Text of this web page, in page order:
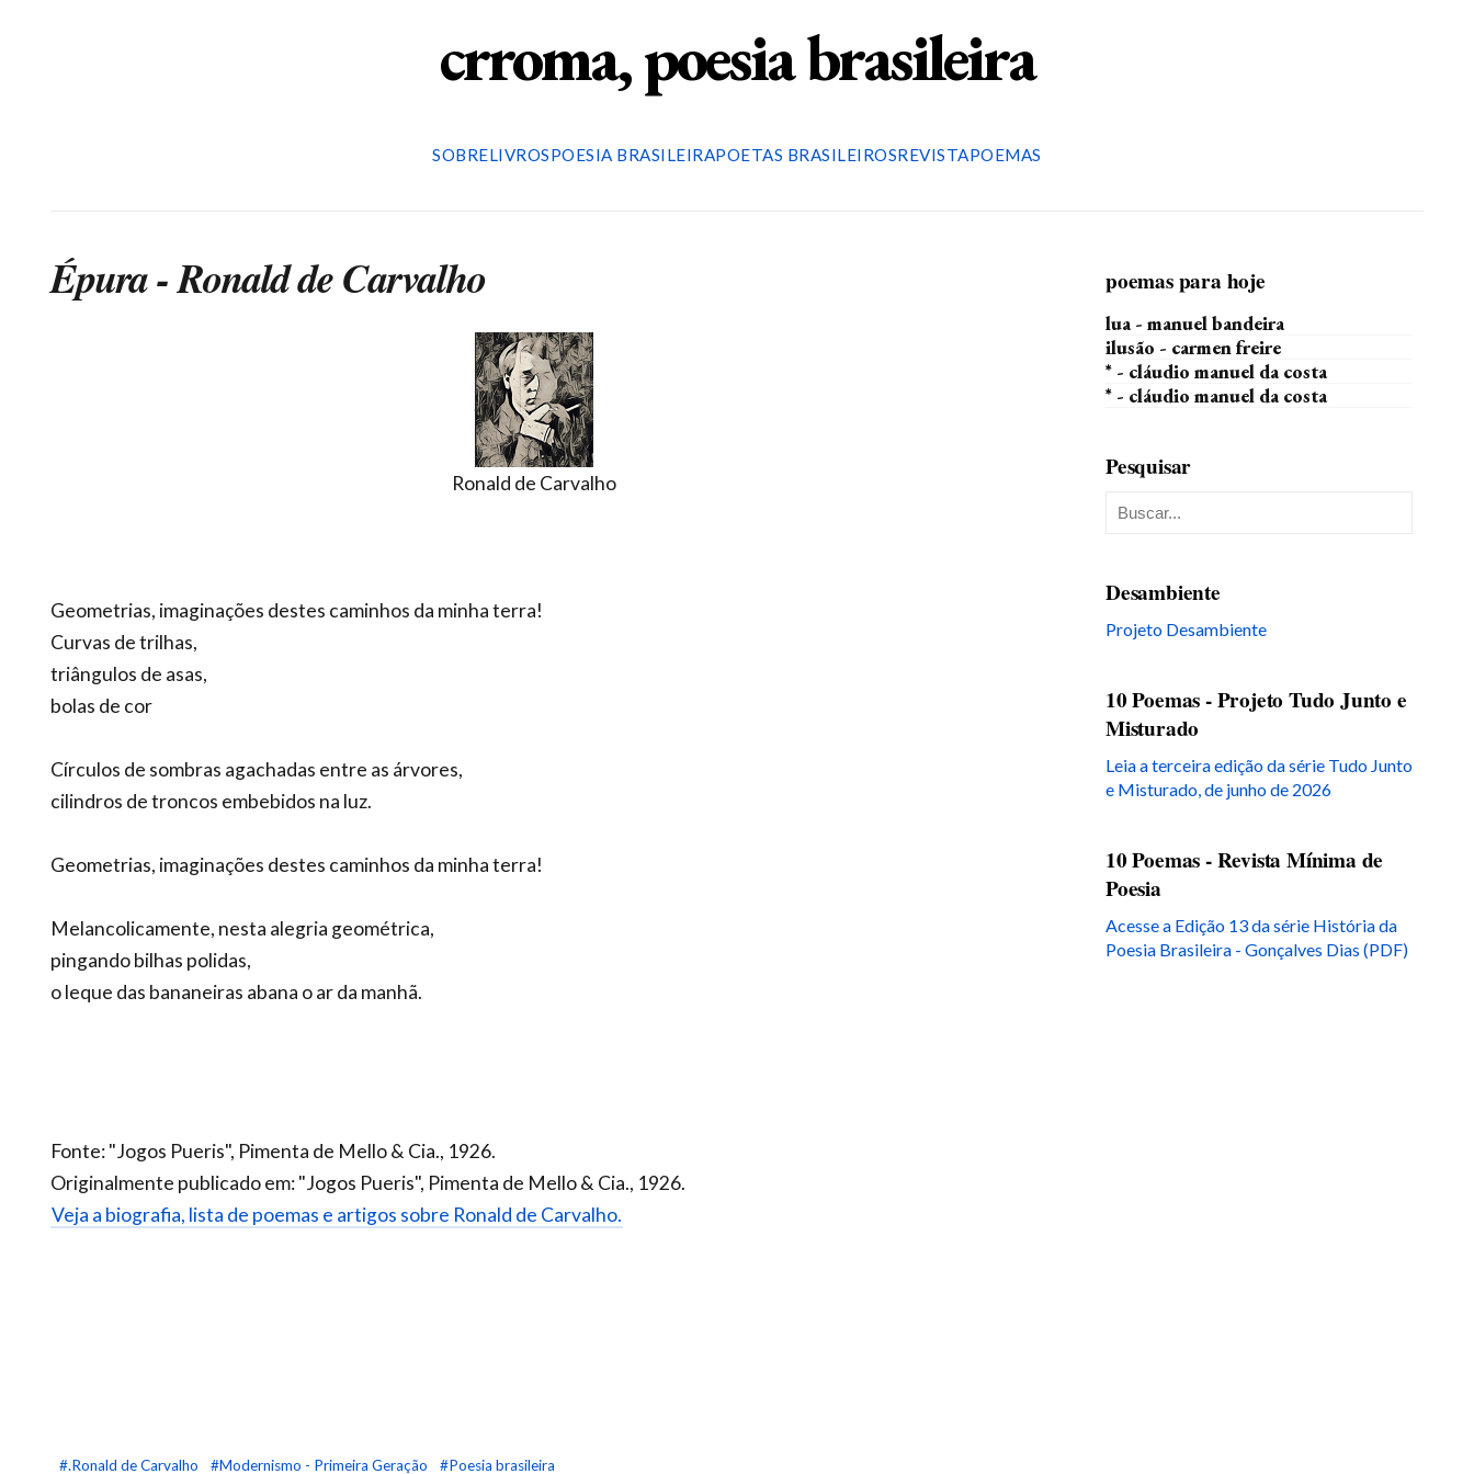
crroma, poesia brasileira
SOBRELIVROSPOESIA BRASILEIRAPOETAS BRASILEIROSREVISTAPOEMAS
Épura - Ronald de Carvalho
Ronald de Carvalho
Geometrias, imaginações destes caminhos da minha terra!
Curvas de trilhas,
triângulos de asas,
bolas de cor
Círculos de sombras agachadas entre as árvores,
cilindros de troncos embebidos na luz.
Geometrias, imaginações destes caminhos da minha terra!
Melancolicamente, nesta alegria geométrica,
pingando bilhas polidas,
o leque das bananeiras abana o ar da manhã.
Fonte: "Jogos Pueris", Pimenta de Mello & Cia., 1926.
Originalmente publicado em: "Jogos Pueris", Pimenta de Mello & Cia., 1926.
Veja a biografia, lista de poemas e artigos sobre Ronald de Carvalho.
#.Ronald de Carvalho #Modernismo - Primeira Geração #Poesia brasileira
poemas para hoje
lua - manuel bandeira
ilusão - carmen freire
* - cláudio manuel da costa
* - cláudio manuel da costa
Pesquisar
Desambiente
Projeto Desambiente
10 Poemas - Projeto Tudo Junto e
Misturado
Leia a terceira edição da série Tudo Junto
e Misturado, de junho de 2026
10 Poemas - Revista Mínima de
Poesia
Acesse a Edição 13 da série História da
Poesia Brasileira - Gonçalves Dias (PDF)